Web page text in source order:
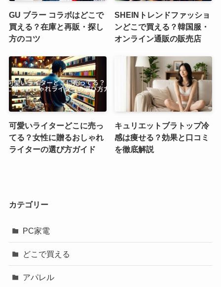
GU ブラー コラボはどこで
買える？在庫と再販・探し
方のコツ
SHEINトレンドファッショ
ンどこで買える？韓国服・
オンライン通販の販売店
可愛いライターどこに売っ
てる？女性に贈るおしゃれ
ライターの選び方ガイド
キュリエットブラトップ冷
感は痩せる？効果と口コミ
を徹底解説
カテゴリー
PC家電
どこで買える
アパレル